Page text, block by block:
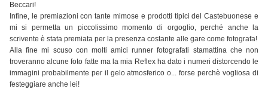
Beccari!
Infine, le premiazioni con tante mimose e prodotti tipici del Castebuonese e
mi si permetta un piccolissimo momento di orgoglio, perché anche la
scrivente è stata premiata per la presenza costante alle gare come fotografa!
Alla fine mi scuso con molti amici runner fotografati stamattina che non
troveranno alcune foto fatte ma la mia Reflex ha dato i numeri distorcendo le
immagini probabilmente per il gelo atmosferico o... forse perchè vogliosa di
festeggiare anche lei!